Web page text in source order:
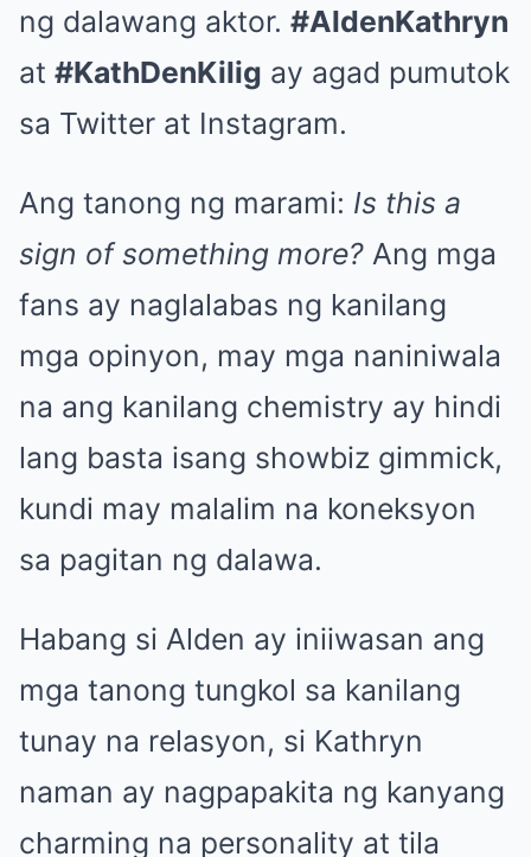
ng dalawang aktor. #AldenKathryn
at #KathDenKilig ay agad pumutok
sa Twitter at Instagram.
Ang tanong ng marami: Is this a
sign of something more? Ang mga
fans ay naglalabas ng kanilang
mga opinyon, may mga naniniwala
na ang kanilang chemistry ay hindi
lang basta isang showbiz gimmick,
kundi may malalim na koneksyon
sa pagitan ng dalawa.
Habang si Alden ay iniiwasan ang
mga tanong tungkol sa kanilang
tunay na relasyon, si Kathryn
naman ay nagpapakita ng kanyang
charming na personality at tila